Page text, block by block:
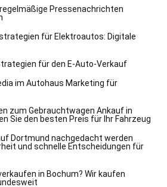
Pressenachrichten
für Elektroautos: Digitale
für den E-Auto-Verkauf
im Autohaus Marketing für
zum Gebrauchtwagen Ankauf in
Sie den besten Preis für Ihr Fahrzeug
Dortmund nachgedacht werden
und schnelle Entscheidungen für
in Bochum? Wir kaufen